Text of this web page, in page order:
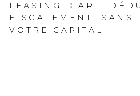
LEASING D'ART.
FISCALEMENT, SANS
VOTRE CAPITAL.